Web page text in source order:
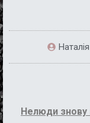
Нелюди знову